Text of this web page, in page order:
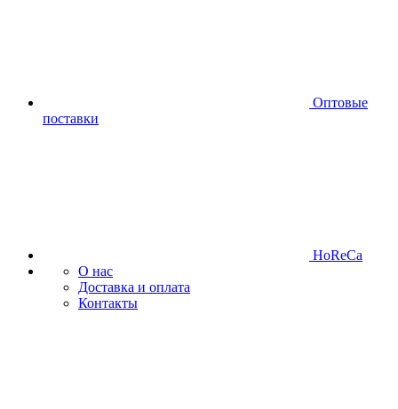
Оптовые
поставки
HoReCa
О нас
Доставка и оплата
Контакты